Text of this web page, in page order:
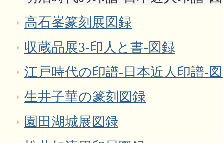
高石峯篆刻展図録
収蔵品展3‐印人と書‐図録
江戸時代の印譜-日本近人印譜-
生井子華の篆刻図録
園田湖城展図録